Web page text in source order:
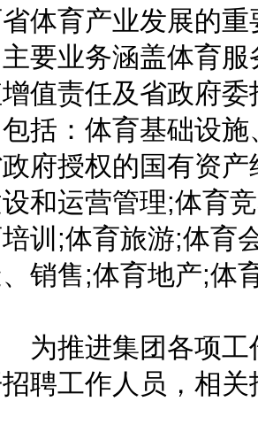
体育产业发展的
主要业务涵盖体育
值责任及省政府
包括：体育基础设
府授权的国有资
和运营管理;体育
训;体育旅游;体育
销售;体育地产;体
推进集团各项工
聘工作人员，相